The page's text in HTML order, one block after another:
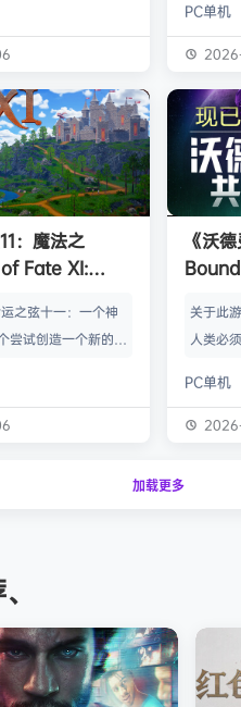
论是熟知此类题材的
只想浅尝神游太空滋
你说是因为鸟群没了
子？哎呀呀，这也只
而已啦。 扫描附近
漫游车揭露各种隐藏
冰块和金属，也可能
。建造生产设施，以
灭所有
剩下的
摸丢死
在掌握
“鼠条”
底解决
快，用
恼瞬间
灵™？
PC单机
：魔法之
Fate XI:
之弦十一：一个神
尝试创造一个新的幻
下，使用已经熟悉的
以丰富多彩的方式呈
五个角色来完成一项
老的邪恶中拯救地
…
《沃
关于此
人类必
生物学
神经链
挡、反
PC单机
加载更多